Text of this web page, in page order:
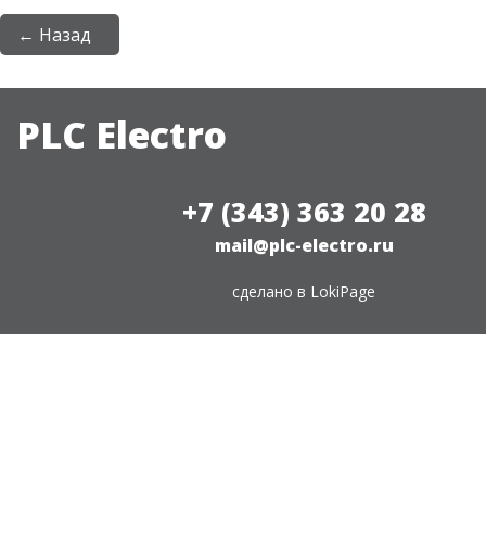
← Назад
PLC Electro
+7 (343) 363 20 28
mail@plc-electro.ru
сделано в LokiPage